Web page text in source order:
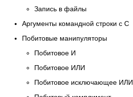
Запись в файлы
Аргументы командной строки с C
Побитовые манипуляторы
Побитовое И
Побитовое ИЛИ
Побитовое исключающее ИЛИ